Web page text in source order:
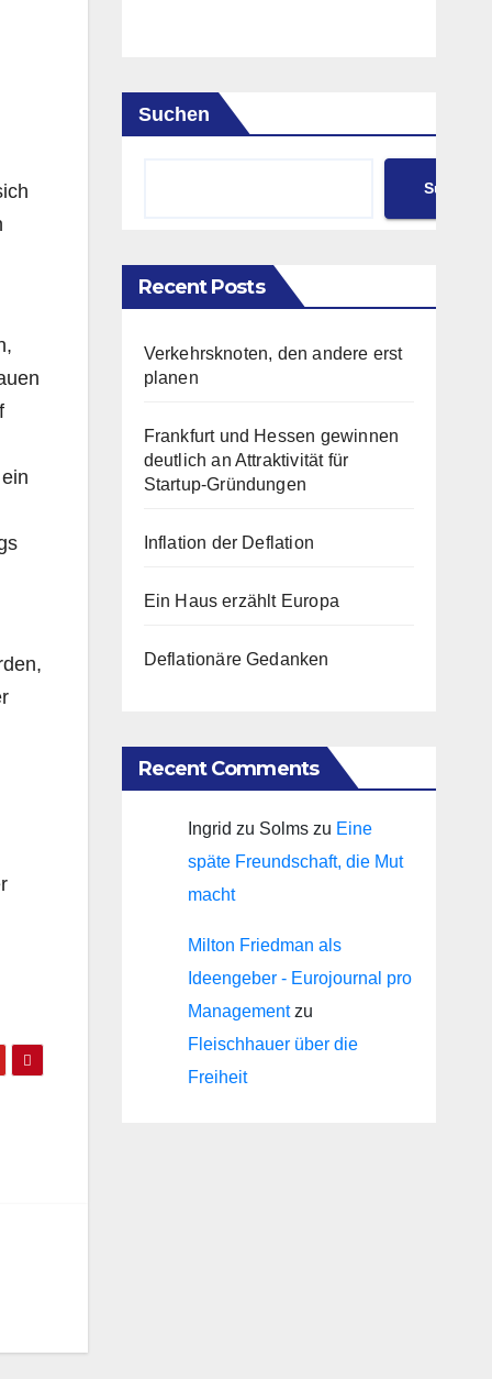
Suchen
Suchen
Recent Posts
Verkehrsknoten, den andere erst
planen
Frankfurt und Hessen gewinnen
deutlich an Attraktivität für
Startup-Gründungen
Inflation der Deflation
Ein Haus erzählt Europa
Deflationäre Gedanken
Recent Comments
Ingrid zu Solmszu Eine
späte Freundschaft, die Mut
macht
Milton Friedman als
Ideengeber - Eurojournal pro
Managementzu
Fleischhauer über die
Freiheit